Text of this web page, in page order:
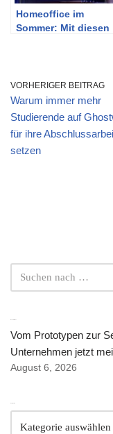
Homeoffice im
Sommer: Mit diesen
VORHERIGER BEITRAG
Warum immer mehr
Studierende auf
für ihre
setzen
Vom Prototypen zur
Unternehmen jetzt
August 6, 2026